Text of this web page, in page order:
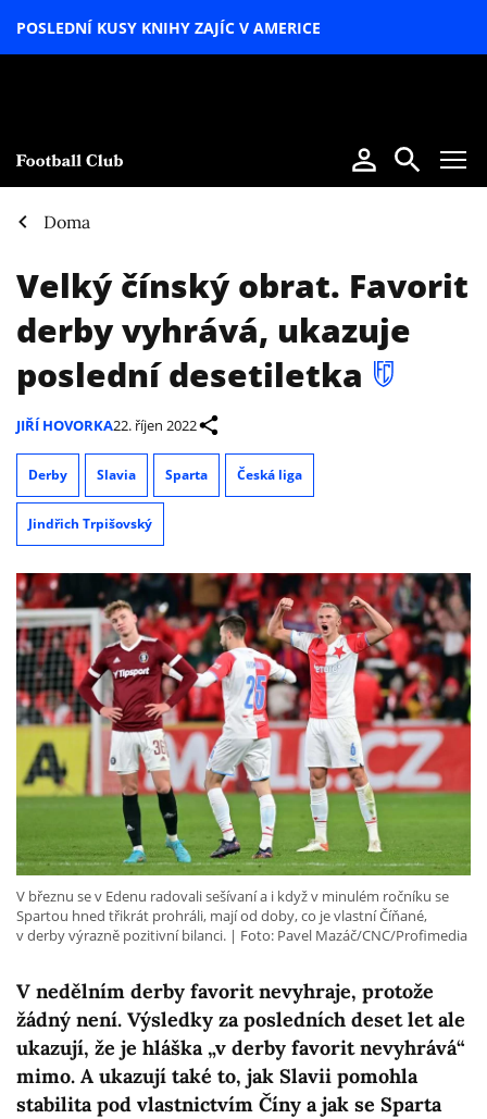
POSLEDNÍ KUSY KNIHY ZAJÍC V AMERICE
Doma
Velký čínský obrat. Favorit
derby vyhrává, ukazuje
poslední desetiletka
JIŘÍ HOVORKA22. říjen 2022
Derby Slavia Sparta Česká liga
Jindřich Trpišovský
V nedělním derby favorit nevyhraje, protože
žádný není. Výsledky za posledních deset let ale
ukazují, že je hláška „v derby favorit nevyhrává“
mimo. A ukazují také to, jak Slavii pomohla
stabilita pod vlastnictvím Číny a jak se Sparta
V březnu se v Edenu radovali sešívaní a i když v minulém ročníku se
Spartou hned třikrát prohráli, mají od doby, co je vlastní Číňané,
v derby výrazně pozitivní bilanci.
Foto: Pavel Mazáč/CNC/Profimedia